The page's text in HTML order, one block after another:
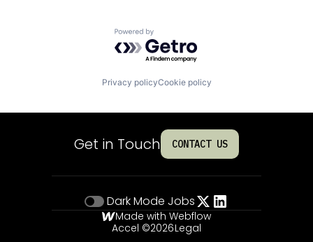
Powered by Getro.com
Privacy policyCookie policy
Get in Touch CONTACT US
Dark Mode Jobs
Made with Webflow
Accel ©2026Legal